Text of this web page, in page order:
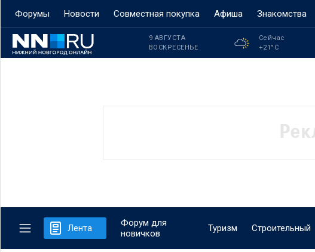
Форумы Новости Совместная покупка Афиша Знакомства
9 АВГУСТА
ВОСКРЕСЕНЬЕ
Сейчас
+21 °C
Лента
Форум для
новичков
Туризм Строительный